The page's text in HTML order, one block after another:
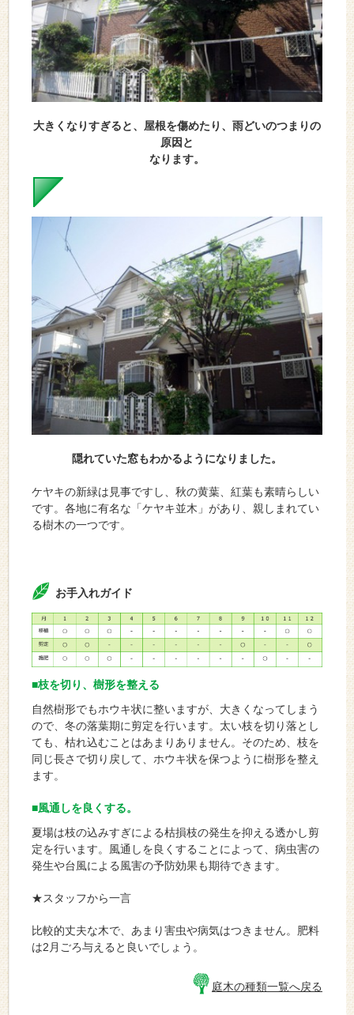
大きくなりすぎると、屋根を傷めたり、雨どいのつまりの
原因と
なります。
隠れていた窓もわかるようになりました。
ケヤキの新緑は見事ですし、秋の黄葉、紅葉も素晴らしい
です。各地に有名な「ケヤキ並木」があり、親しまれてい
る樹木の一つです。
お手入れガイド
■枝を切り、樹形を整える
自然樹形でもホウキ状に整いますが、大きくなってしまう
ので、冬の落葉期に剪定を行います。太い枝を切り落とし
ても、枯れ込むことはあまりありません。そのため、枝を
同じ長さで切り戻して、ホウキ状を保つように樹形を整え
ます。
■風通しを良くする。
夏場は枝の込みすぎによる枯損枝の発生を抑える透かし剪
定を行います。風通しを良くすることによって、病虫害の
発生や台風による風害の予防効果も期待できます。
★スタッフから一言
比較的丈夫な木で、あまり害虫や病気はつきません。肥料
は2月ごろ与えると良いでしょう。
庭木の種類一覧へ戻る